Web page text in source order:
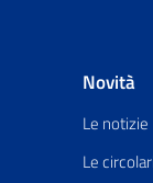
Novità
Le notizie
Le circolari